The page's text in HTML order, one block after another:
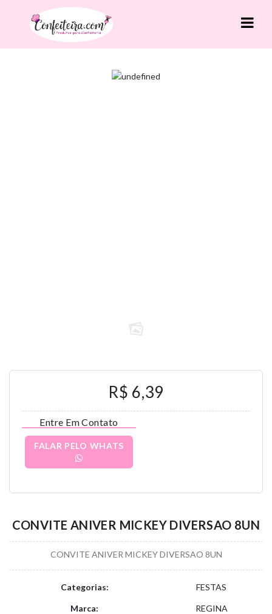
R$ 6,39
Entre Em Contato
FALAR PELO WHATS
CONVITE ANIVER MICKEY DIVERSAO 8UN
CONVITE ANIVER MICKEY DIVERSAO 8UN
Categorias: FESTAS
Marca: REGINA